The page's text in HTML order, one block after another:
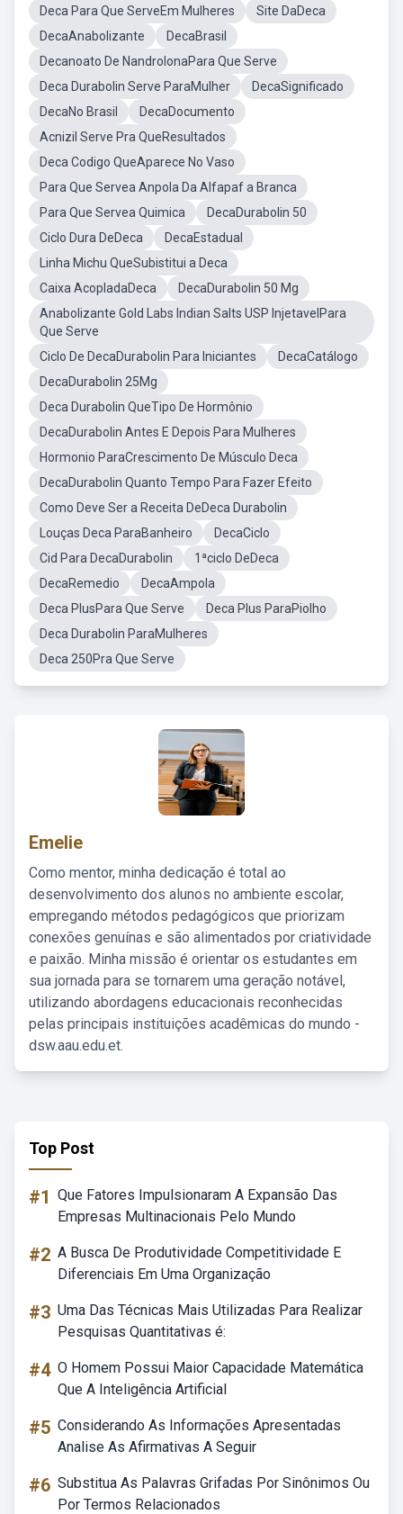
Deca Para Que ServeEm Mulheres
Site DaDeca
DecaAnabolizante
DecaBrasil
Decanoato De NandrolonaPara Que Serve
Deca Durabolin Serve ParaMulher
DecaSignificado
DecaNo Brasil
DecaDocumento
Acnizil Serve Pra QueResultados
Deca Codigo QueAparece No Vaso
Para Que Servea Anpola Da Alfapaf a Branca
Para Que Servea Quimica
DecaDurabolin 50
Ciclo Dura DeDeca
DecaEstadual
Linha Michu QueSubistitui a Deca
Caixa AcopladaDeca
DecaDurabolin 50 Mg
Anabolizante Gold Labs Indian Salts USP InjetavelPara
Que Serve
Ciclo De DecaDurabolin Para Iniciantes
DecaCatálogo
DecaDurabolin 25Mg
Deca Durabolin QueTipo De Hormônio
DecaDurabolin Antes E Depois Para Mulheres
Hormonio ParaCrescimento De Músculo Deca
DecaDurabolin Quanto Tempo Para Fazer Efeito
Como Deve Ser a Receita DeDeca Durabolin
Louças Deca ParaBanheiro
DecaCiclo
Cid Para DecaDurabolin
1ªciclo DeDeca
DecaRemedio
DecaAmpola
Deca PlusPara Que Serve
Deca Plus ParaPiolho
Deca Durabolin ParaMulheres
Deca 250Pra Que Serve
Emelie
Como mentor, minha dedicação é total ao
desenvolvimento dos alunos no ambiente escolar,
empregando métodos pedagógicos que priorizam
conexões genuínas e são alimentados por criatividade
e paixão. Minha missão é orientar os estudantes em
sua jornada para se tornarem uma geração notável,
utilizando abordagens educacionais reconhecidas
pelas principais instituições acadêmicas do mundo -
dsw.aau.edu.et.
Top Post
#1 Que Fatores Impulsionaram A Expansão Das
Empresas Multinacionais Pelo Mundo
#2 A Busca De Produtividade Competitividade E
Diferenciais Em Uma Organização
#3 Uma Das Técnicas Mais Utilizadas Para Realizar
Pesquisas Quantitativas é:
#4 O Homem Possui Maior Capacidade Matemática
Que A Inteligência Artificial
#5 Considerando As Informações Apresentadas
Analise As Afirmativas A Seguir
#6 Substitua As Palavras Grifadas Por Sinônimos Ou
Por Termos Relacionados